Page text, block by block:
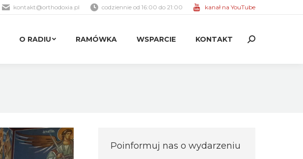
kontakt@orthodoxia.pl codziennie od 16:00 do 21:00 kanał na YouTube
O RADIU RAMÓWKA WSPARCIE KONTAKT Search:
Poinformuj nas o wydarzeniu